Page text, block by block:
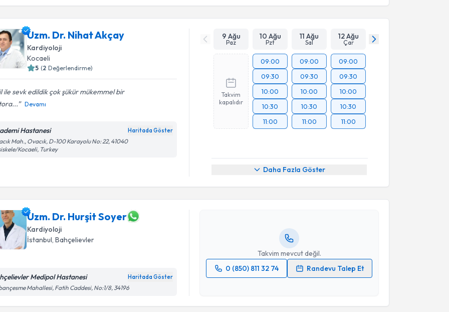
Uzm. Dr. Nihat Akçay
Kardiyoloji
Kocaeli
5 (2 Değerlendirme)
ile sevk edildik çok şükür mükemmel bir
Devamı
Hastanesi Haritada Göster
Mah., Ovacık, D-100 Karayolu No: 22, 41040
Kocaeli, Turkey
9 Ağu
Paz
10 Ağu
Pzt
11 Ağu
Sal
12 Ağu
Çar
Takvim
kapalıdır
09:00
09:30
10:00
10:30
11:00
09:00
09:30
10:00
10:30
11:00
09:00
09:30
10:00
10:30
11:00
Daha Fazla Göster
Uzm. Dr. Hurşit Soyer
Kardiyoloji
İstanbul,Bahçelievler
Medipol Hastanesi Haritada Göster
Mahallesi, Fatih Caddesi, No:1/8, 34196
Takvim mevcut değil.
0 (850) 811 32 74
Randevu Talep Et
Randevu Takvimi Talebi
işlenmesini kabul ediyorum.